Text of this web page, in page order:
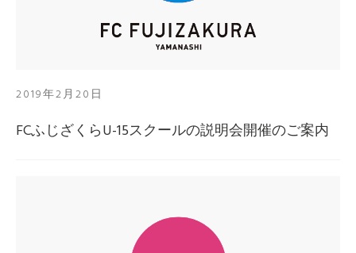
2019年2月20日
FCふじざくらU-15スクールの説明会開催のご案内